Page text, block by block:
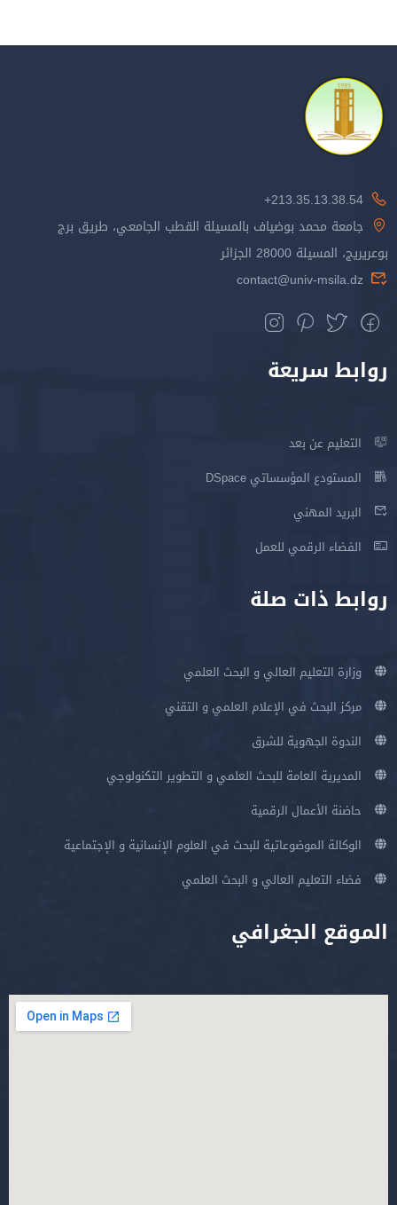
213.35.13.38.54+
جامعة محمد بوضياف بالمسيلة القطب الجامعي، طريق برج
بوعريريج، المسيلة 28000 الجزائر
contact@univ-msila.dz
روابط سريعة
التعليم عن بعد
المستودع المؤسساتي DSpace
البريد المهني
الفضاء الرقمي للعمل
روابط ذات صلة
وزارة التعليم العالي و البحث العلمي
مركز البحث في الإعلام العلمي و التقني
الندوة الجهوية للشرق
المديرية العامة للبحث العلمي و التطوير التكنولوجي
حاضنة الأعمال الرقمية
الوكالة الموضوعاتية للبحث في العلوم الإنسانية و الإجتماعية
فضاء التعليم العالي و البحث العلمي
الموقع الجغرافي